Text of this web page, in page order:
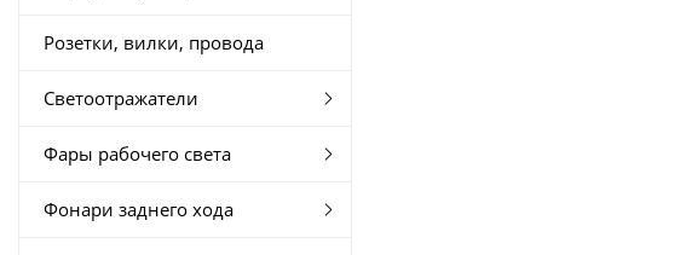
Розетки, вилки, провода
Светоотражатели
Фары рабочего света
Фонари заднего хода